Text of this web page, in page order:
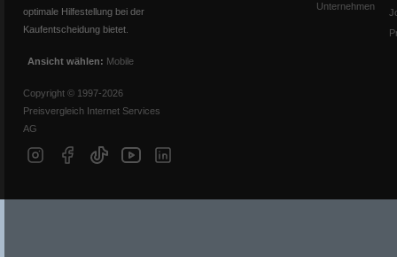
optimale Hilfestellung bei der
Kaufentscheidung bietet.
Ansicht wählen: Mobile
Copyright © 1997-2026
Preisvergleich Internet Services
AG
Unternehmen